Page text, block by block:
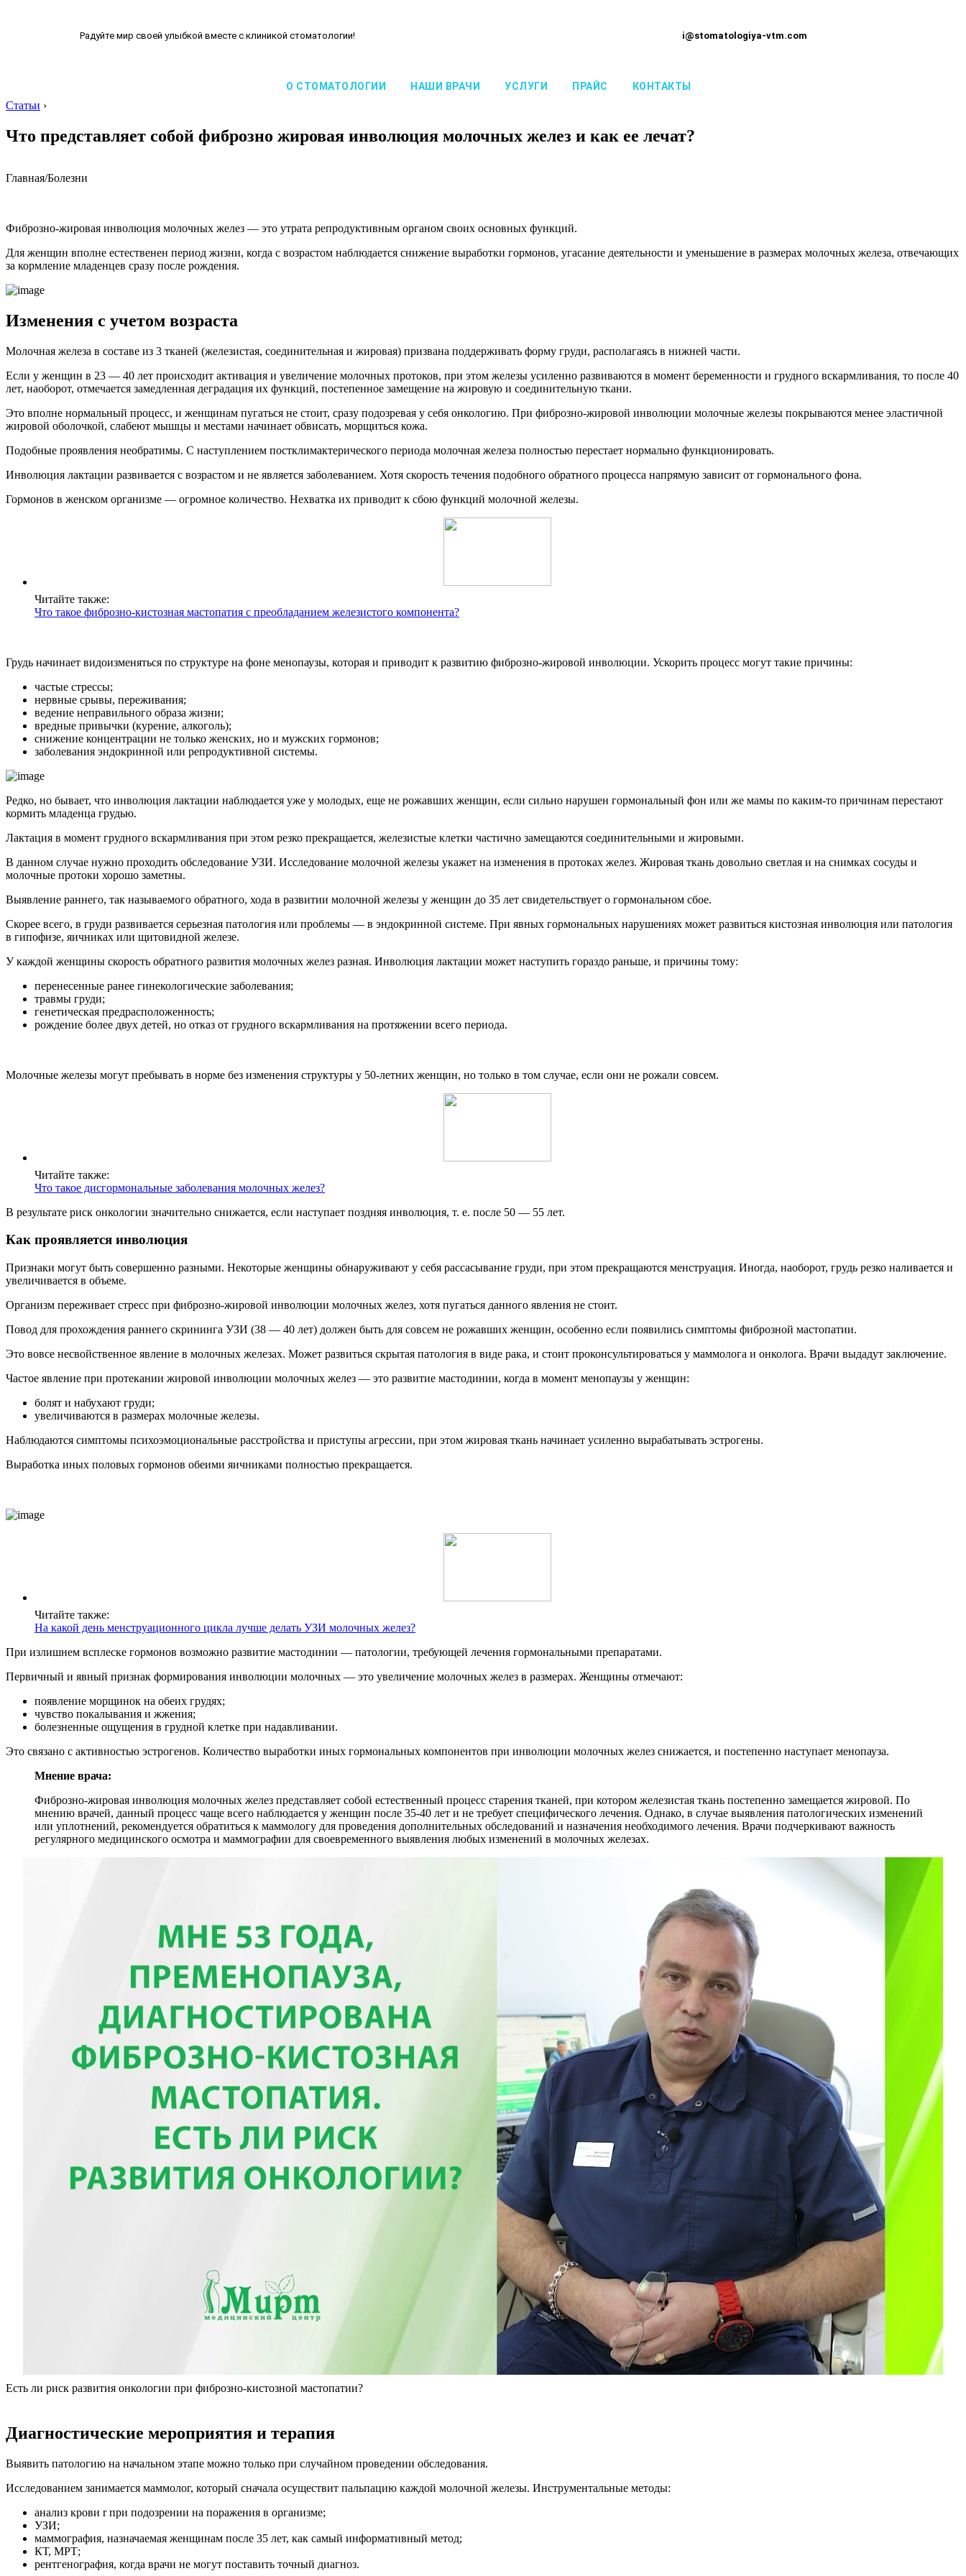
Радуйте мир своей улыбкой вместе с клиникой стоматологии! i@stomatologiya-vtm.com
О СТОМАТОЛОГИИ НАШИ ВРАЧИ УСЛУГИ ПРАЙС КОНТАКТЫ
Статьи ›
Что представляет собой фиброзно жировая инволюция молочных желез и как ее лечат?
Главная/Болезни
Фиброзно-жировая инволюция молочных желез — это утрата репродуктивным органом своих основных функций.
Для женщин вполне естественен период жизни, когда с возрастом наблюдается снижение выработки гормонов, угасание деятельности и уменьшение в размерах молочных железа, отвечающих
за кормление младенцев сразу после рождения.
Изменения с учетом возраста
Молочная железа в составе из 3 тканей (железистая, соединительная и жировая) призвана поддерживать форму груди, располагаясь в нижней части.
Если у женщин в 23 — 40 лет происходит активация и увеличение молочных протоков, при этом железы усиленно развиваются в момент беременности и грудного вскармливания, то после 40
лет, наоборот, отмечается замедленная деградация их функций, постепенное замещение на жировую и соединительную ткани.
Это вполне нормальный процесс, и женщинам пугаться не стоит, сразу подозревая у себя онкологию. При фиброзно-жировой инволюции молочные железы покрываются менее эластичной
жировой оболочкой, слабеют мышцы и местами начинает обвисать, морщиться кожа.
Подобные проявления необратимы. С наступлением постклимактерического периода молочная железа полностью перестает нормально функционировать.
Инволюция лактации развивается с возрастом и не является заболеванием. Хотя скорость течения подобного обратного процесса напрямую зависит от гормонального фона.
Гормонов в женском организме — огромное количество. Нехватка их приводит к сбою функций молочной железы.
Читайте также:
Что такое фиброзно-кистозная мастопатия с преобладанием железистого компонента?
Грудь начинает видоизменяться по структуре на фоне менопаузы, которая и приводит к развитию фиброзно-жировой инволюции. Ускорить процесс могут такие причины:
частые стрессы;
нервные срывы, переживания;
ведение неправильного образа жизни;
вредные привычки (курение, алкоголь);
снижение концентрации не только женских, но и мужских гормонов;
заболевания эндокринной или репродуктивной системы.
Редко, но бывает, что инволюция лактации наблюдается уже у молодых, еще не рожавших женщин, если сильно нарушен гормональный фон или же мамы по каким-то причинам перестают
кормить младенца грудью.
Лактация в момент грудного вскармливания при этом резко прекращается, железистые клетки частично замещаются соединительными и жировыми.
В данном случае нужно проходить обследование УЗИ. Исследование молочной железы укажет на изменения в протоках желез. Жировая ткань довольно светлая и на снимках сосуды и
молочные протоки хорошо заметны.
Выявление раннего, так называемого обратного, хода в развитии молочной железы у женщин до 35 лет свидетельствует о гормональном сбое.
Скорее всего, в груди развивается серьезная патология или проблемы — в эндокринной системе. При явных гормональных нарушениях может развиться кистозная инволюция или патология
в гипофизе, яичниках или щитовидной железе.
У каждой женщины скорость обратного развития молочных желез разная. Инволюция лактации может наступить гораздо раньше, и причины тому:
перенесенные ранее гинекологические заболевания;
травмы груди;
генетическая предрасположенность;
рождение более двух детей, но отказ от грудного вскармливания на протяжении всего периода.
Молочные железы могут пребывать в норме без изменения структуры у 50-летних женщин, но только в том случае, если они не рожали совсем.
Читайте также:
Что такое дисгормональные заболевания молочных желез?
В результате риск онкологии значительно снижается, если наступает поздняя инволюция, т. е. после 50 — 55 лет.
Как проявляется инволюция
Признаки могут быть совершенно разными. Некоторые женщины обнаруживают у себя рассасывание груди, при этом прекращаются менструация. Иногда, наоборот, грудь резко наливается и
увеличивается в объеме.
Организм переживает стресс при фиброзно-жировой инволюции молочных желез, хотя пугаться данного явления не стоит.
Повод для прохождения раннего скрининга УЗИ (38 — 40 лет) должен быть для совсем не рожавших женщин, особенно если появились симптомы фиброзной мастопатии.
Это вовсе несвойственное явление в молочных железах. Может развиться скрытая патология в виде рака, и стоит проконсультироваться у маммолога и онколога. Врачи выдадут заключение.
Частое явление при протекании жировой инволюции молочных желез — это развитие мастодинии, когда в момент менопаузы у женщин:
болят и набухают груди;
увеличиваются в размерах молочные железы.
Наблюдаются симптомы психоэмоциональные расстройства и приступы агрессии, при этом жировая ткань начинает усиленно вырабатывать эстрогены.
Выработка иных половых гормонов обеими яичниками полностью прекращается.
Читайте также:
На какой день менструационного цикла лучше делать УЗИ молочных желез?
При излишнем всплеске гормонов возможно развитие мастодинии — патологии, требующей лечения гормональными препаратами.
Первичный и явный признак формирования инволюции молочных — это увеличение молочных желез в размерах. Женщины отмечают:
появление морщинок на обеих грудях;
чувство покалывания и жжения;
болезненные ощущения в грудной клетке при надавливании.
Это связано с активностью эстрогенов. Количество выработки иных гормональных компонентов при инволюции молочных желез снижается, и постепенно наступает менопауза.
Мнение врача:
Фиброзно-жировая инволюция молочных желез представляет собой естественный процесс старения тканей, при котором железистая ткань постепенно замещается жировой. По
мнению врачей, данный процесс чаще всего наблюдается у женщин после 35-40 лет и не требует специфического лечения. Однако, в случае выявления патологических изменений
или уплотнений, рекомендуется обратиться к маммологу для проведения дополнительных обследований и назначения необходимого лечения. Врачи подчеркивают важность
регулярного медицинского осмотра и маммографии для своевременного выявления любых изменений в молочных железах.
Есть ли риск развития онкологии при фиброзно-кистозной мастопатии?
Диагностические мероприятия и терапия
Выявить патологию на начальном этапе можно только при случайном проведении обследования.
Исследованием занимается маммолог, который сначала осуществит пальпацию каждой молочной железы. Инструментальные методы:
анализ крови r при подозрении на поражения в организме;
УЗИ;
маммография, назначаемая женщинам после 35 лет, как самый информативный метод;
КТ, МРТ;
рентгенография, когда врачи не могут поставить точный диагноз.